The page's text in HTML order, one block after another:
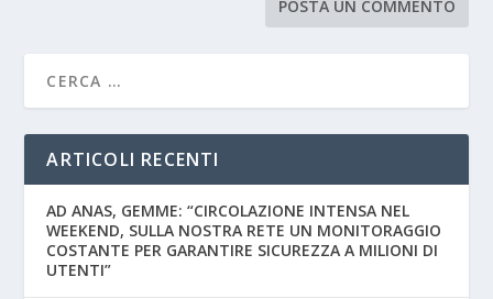
ARTICOLI RECENTI
AD ANAS, GEMME: “CIRCOLAZIONE INTENSA NEL
WEEKEND, SULLA NOSTRA RETE UN MONITORAGGIO
COSTANTE PER GARANTIRE SICUREZZA A MILIONI DI
UTENTI”